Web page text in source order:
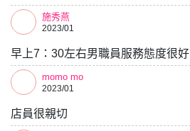
施秀燕
2023/01
早上7：30左右男職員服務態度很好
momo mo
2023/01
店員很親切